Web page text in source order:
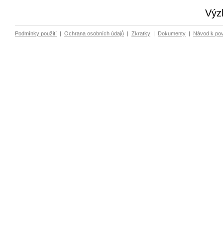
Podmínky použití | Ochrana osobních údajů | Zkratky | Dokumenty | Návod k